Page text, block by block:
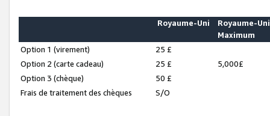
Royaume-Uni
Royaume-Uni
Maximum
Option 1 (virement)
25 £
Option 2 (carte cadeau)
25 £
5,000£
Option 3 (chèque)
50 £
Frais de traitement des chèques
S/O